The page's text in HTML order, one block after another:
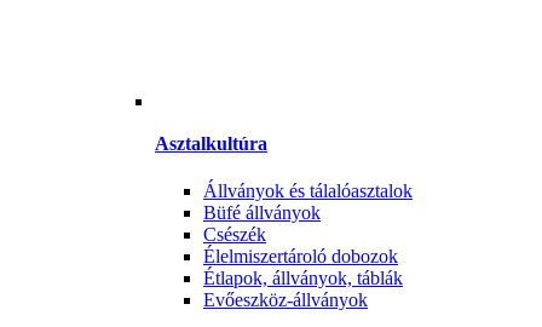
Asztalkultúra
Állványok és tálalóasztalok
Büfé állványok
Csészék
Élelmiszertároló dobozok
Étlapok, állványok, táblák
Evőeszköz-állványok